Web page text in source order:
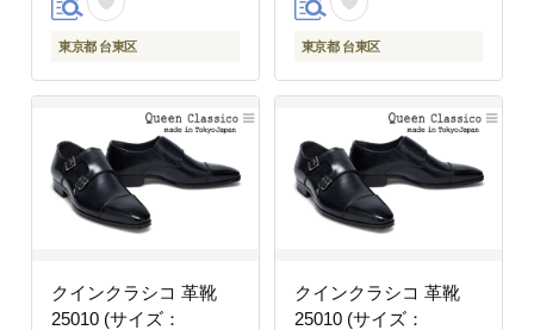
東京都 台東区 東京都 台東区
クインクラシコ 革靴
25010 (サイズ：
クインクラシコ 革靴
25010 (サイズ：